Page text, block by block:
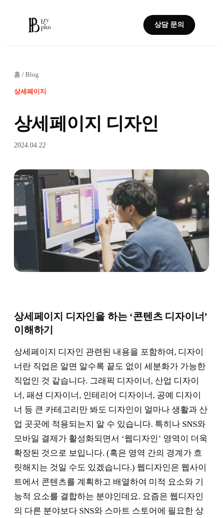
상담 문의
홈 / Blog
상세페이지
상세페이지 디자인
2024.04.22
상세페이지 디자인을 하는 ‘콘텐츠 디자이너’
이해하기
상세페이지 디자인 관련된 내용을 포함하여, 디자이
너란 직업은 알면 알수록 끝도 없이 세분화가 가능한
직업인 것 같습니다. 그래픽 디자이너, 산업 디자이
너, 패션 디자이너, 인테리어 디자이너, 공예 디자이
너 등 큰 카테고리만 봐도 디자인이 얼마나 생활과 산
업 곳곳에 적용되는지 알 수 있습니다. 특히나 SNS와
모바일 결제가 활성화되면서 ‘웹디자인’ 영역이 더욱
확장된 것으로 보입니다. (혹은 영역 간의 경계가 흐
릿해지는 것일 수도 있겠습니다.) 웹디자인은 웹사이
트에서 콘텐츠를 계획하고 배열하여 미적 요소와 기
능적 요소를 결합하는 분야인데요. 요즘은 웹디자인
의 다른 분야보다 SNS와 스마트 스토어에 필요한 상